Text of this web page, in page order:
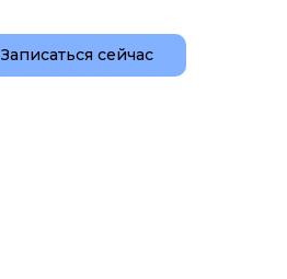
Записаться сейчас